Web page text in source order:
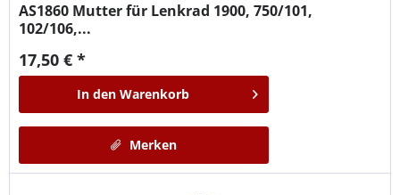
AS1860 Mutter für Lenkrad 1900, 750/101,
102/106,...
17,50 € *
In den Warenkorb
Merken